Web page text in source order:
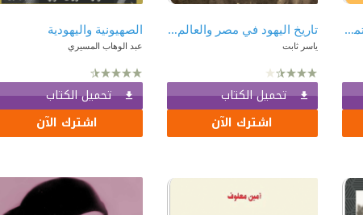
دعاة عصر السادات: كيف تمت صناعة التشدد في مصر تاريخ اليهود في مصر والعالم العربي
ياسر ثابت
تحميل الكتاب
اشترك الآن
الصهيونية واليهودية
عبد الوهاب المسيري
تحميل الكتاب
اشترك الآن